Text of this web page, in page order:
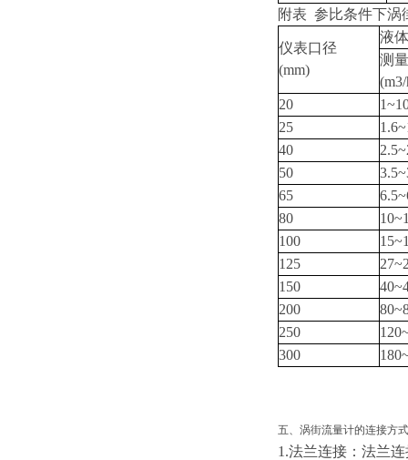
附表 参比条件下涡
仪表口径
(mm)
液体
测
20
25
40
50
65
80
100
125
150
200
250
300
五、涡街流量计的连接方式
1.法兰连接：法兰